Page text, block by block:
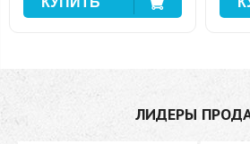
ЛИДЕРЫ